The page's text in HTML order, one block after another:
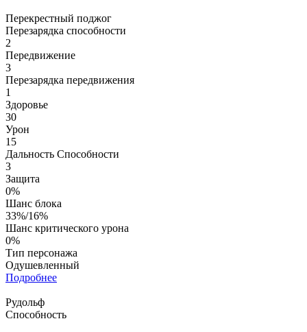
Перекрестный поджог
Перезарядка способности
2
Передвижение
3
Перезарядка передвижения
1
Здоровье
30
Урон
15
Дальность Способности
3
Защита
0%
Шанс блока
33%/16%
Шанс критического урона
0%
Тип персонажа
Одушевленный
Подробнее
Рудольф
Способность